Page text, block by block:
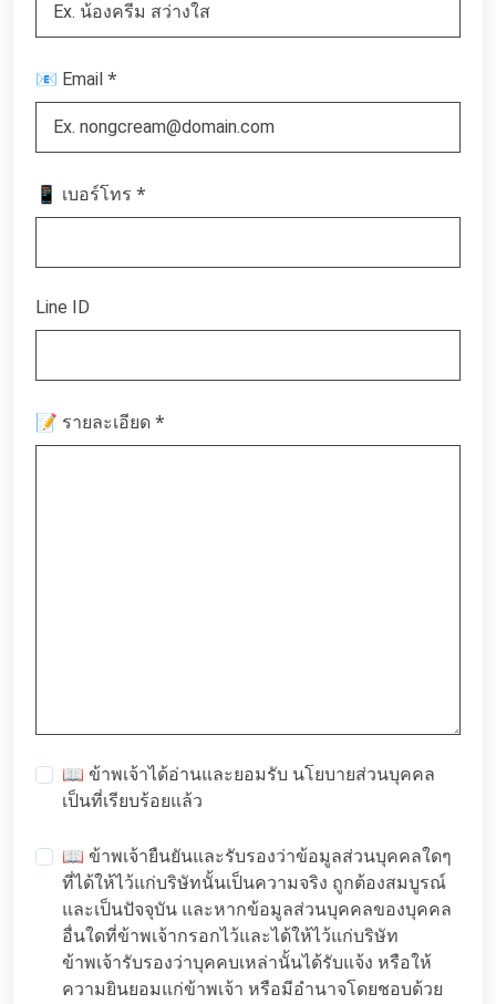
📧 Email *
📱 เบอร์โทร *
Line ID
📝 รายละเอียด *
📖 ข้าพเจ้าได้อ่านและยอมรับ นโยบายส่วนบุคคล
เป็นที่เรียบร้อยแล้ว
📖 ข้าพเจ้ายืนยันและรับรองว่าข้อมูลส่วนบุคคลใดๆ
ที่ได้ให้ไว้แก่บริษัทนั้นเป็นความจริง ถูกต้องสมบูรณ์
และเป็นปัจจุบัน และหากข้อมูลส่วนบุคคลของบุคคล
อื่นใดที่ข้าพเจ้ากรอกไว้และได้ให้ไว้แก่บริษัท
ข้าพเจ้ารับรองว่าบุคคบเหล่านั้นได้รับแจ้ง หรือให้
ความยินยอมแก่ข้าพเจ้า หรือมีอำนาจโดยชอบด้วย